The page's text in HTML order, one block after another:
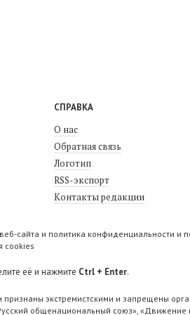
СПРАВКА
О нас
Обратная связь
Логотип
RSS-экспорт
Контакты редакции
сайта и политика конфиденциальности и
cookies
её и нажмите Ctrl + Enter.
признаны экстремистскими и запрещены
общенациональный союз»,